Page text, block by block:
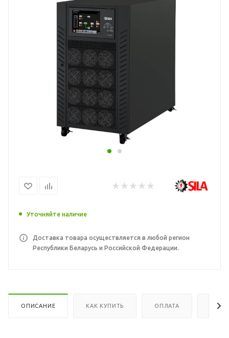
Уточняйте наличие
Доставка товара осуществляется в любой регион
Республики Беларусь и Российской Федерации.
ОПИСАНИЕ КАК КУПИТЬ ОПЛАТА